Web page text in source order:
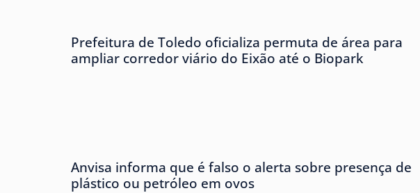
Prefeitura de Toledo oficializa permuta de área para
ampliar corredor viário do Eixão até o Biopark
Anvisa informa que é falso o alerta sobre presença de
plástico ou petróleo em ovos